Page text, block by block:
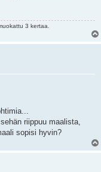
3 kertaa.
riippuu maalista,
sopisi hyvin?